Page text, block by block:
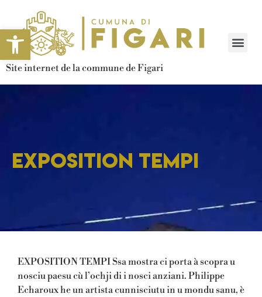
Site internet de la commune de Figari
EXPOSITION TEMPI
EXPOSITION TEMPI Ssa mostra ci porta à scopra u
nosciu paesu cù l’ochji di i nosci anziani. Philippe
Echaroux he un artista cunnisciutu in u mondu sanu, è
Ouvrir la barre d’outils